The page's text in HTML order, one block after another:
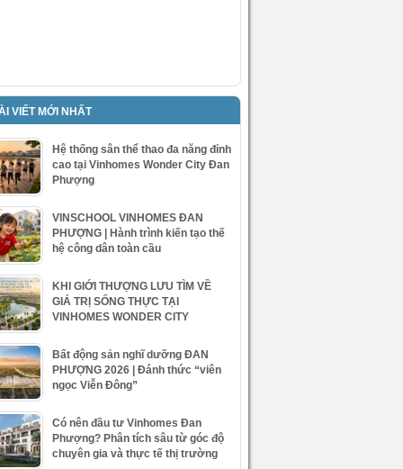
VIẾT MỚI NHẤT
Hệ thống sân thể thao đa năng đỉnh
cao tại Vinhomes Wonder City Đan
Phượng
VINSCHOOL VINHOMES ĐAN
PHƯỢNG | Hành trình kiến tạo thế
hệ công dân toàn cầu
KHI GIỚI THƯỢNG LƯU TÌM VỀ
GIÁ TRỊ SỐNG THỰC TẠI
VINHOMES WONDER CITY
Bất động sản nghĩ dưỡng ĐAN
PHƯỢNG 2026 | Đánh thức “viên
ngọc Viễn Đông”
Có nên đầu tư Vinhomes Đan
Phượng? Phân tích sâu từ góc độ
chuyên gia và thực tế thị trường